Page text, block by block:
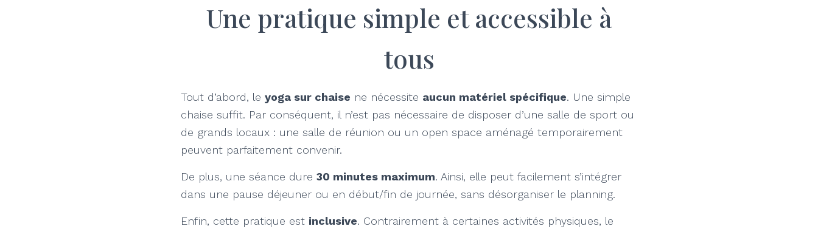
Une pratique simple et accessible à
tous
Tout d’abord, le yoga sur chaise ne nécessite aucun matériel spécifique. Une simple
chaise suffit. Par conséquent, il n’est pas nécessaire de disposer d’une salle de sport ou
de grands locaux : une salle de réunion ou un open space aménagé temporairement
peuvent parfaitement convenir.
De plus, une séance dure 30 minutes maximum. Ainsi, elle peut facilement s’intégrer
dans une pause déjeuner ou en début/fin de journée, sans désorganiser le planning.
Enfin, cette pratique est inclusive. Contrairement à certaines activités physiques, le